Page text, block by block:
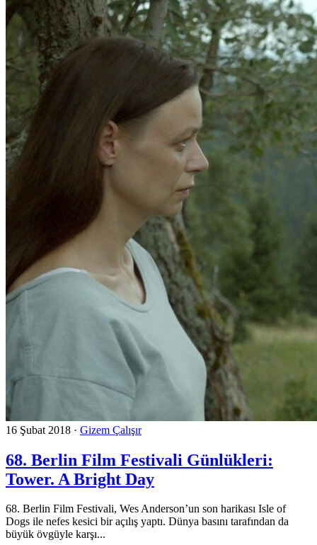
16 Şubat 2018 · Gizem Çalışır
68. Berlin Film Festivali Günlükleri:
Tower. A Bright Day
68. Berlin Film Festivali, Wes Anderson’un son harikası Isle of
Dogs ile nefes kesici bir açılış yaptı. Dünya basını tarafından da
büyük övgüyle karşı...